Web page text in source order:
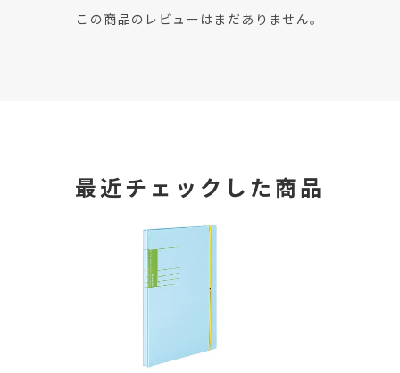
この商品のレビューはまだありません。
最近チェックした商品